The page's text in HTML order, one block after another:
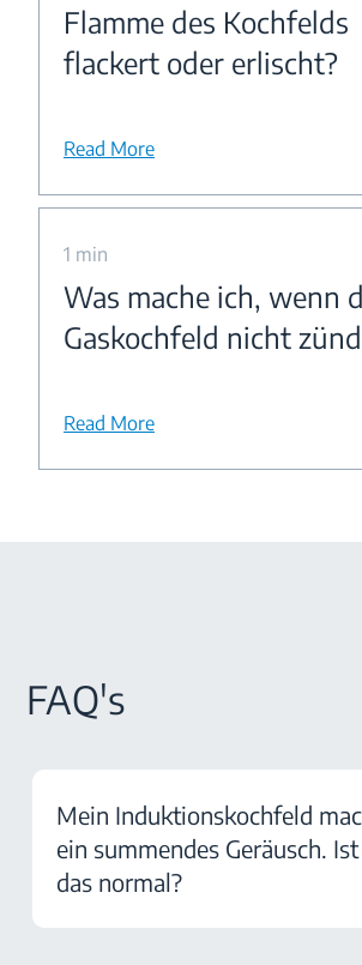
Flamme des Kochfelds
flackert oder erlischt?
Read More
1 min
Was mache ich, wenn
Gaskochfeld nicht
Read More
FAQ's
Mein Induktionskochfeld
ein summendes Geräusch. Ist
das normal?